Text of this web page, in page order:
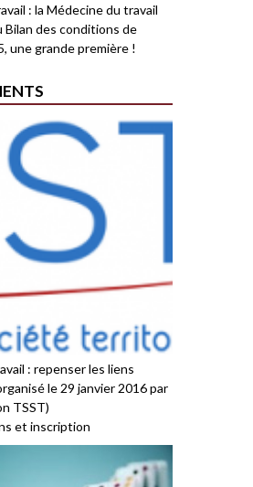
: la Médecine du travail
Bilan des conditions de
une grande première !
: repenser les liens
le 29 janvier 2016 par
TSST)
et inscription